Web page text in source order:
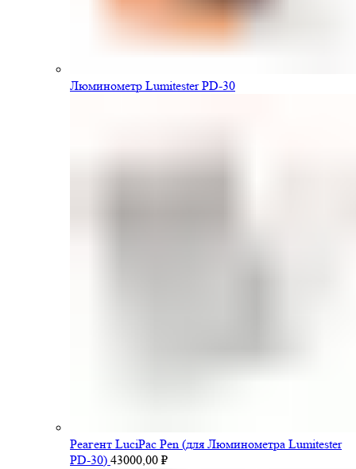
Люминометр Lumitester PD-30
Pеагент LuciPac Pen (для Люминометра Lumitester
PD-30) 43000,00 ₽